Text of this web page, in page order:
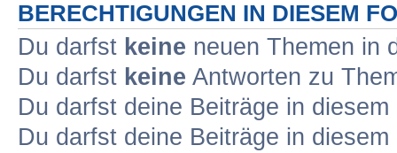
BERECHTIGUNGEN IN DIESEM
Du darfst keine neuen Themen in
Du darfst keine Antworten zu
Du darfst deine Beiträge in
Du darfst deine Beiträge in